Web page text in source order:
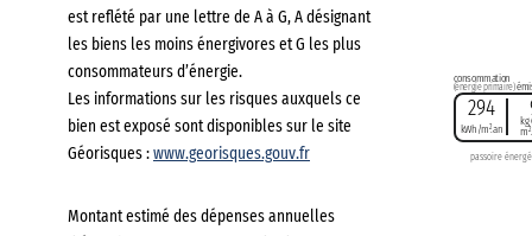
est reflété par une lettre de A à G, A désignant
les biens les moins énergivores et G les plus
consommateurs d’énergie.
Les informations sur les risques auxquels ce
bien est exposé sont disponibles sur le site
Géorisques : www.georisques.gouv.fr
Montant estimé des dépenses annuelles
294
kWh/m2.an
consommation
(énergie primaire)
kg
m2
passoire